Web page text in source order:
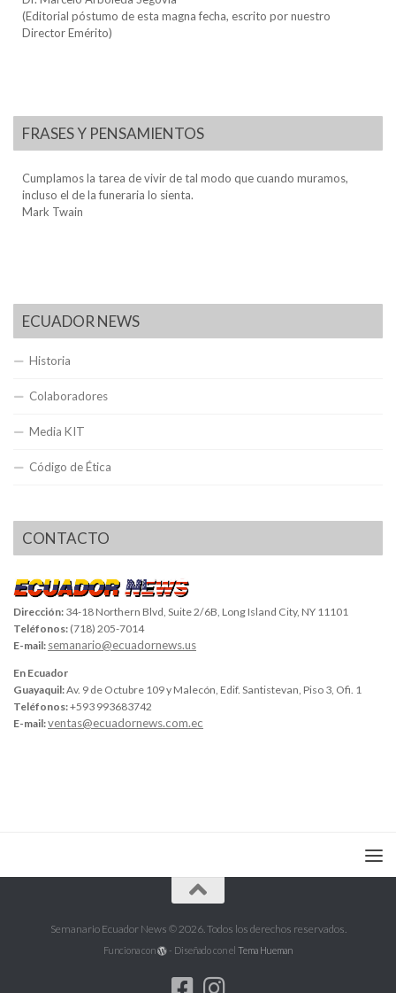
(Editorial póstumo de esta magna fecha, escrito por nuestro
Director Emérito)
FRASES Y PENSAMIENTOS
Cumplamos la tarea de vivir de tal modo que cuando muramos,
incluso el de la funeraria lo sienta.
Mark Twain
ECUADOR NEWS
Historia
Colaboradores
Media KIT
Código de Ética
CONTACTO
Dirección: 34-18 Northern Blvd, Suite 2/6B, Long Island City, NY 11101
Teléfonos: (718) 205-7014
E-mail: semanario@ecuadornews.us
En Ecuador
Guayaquil:Av. 9 de Octubre 109 y Malecón, Edif. Santistevan, Piso 3, Ofi. 1
Teléfonos:+593 993683742
E-mail:ventas@ecuadornews.com.ec
Semanario Ecuador News © 2026. Todos los derechos reservados.
Funciona con - Diseñado con el Tema Hueman